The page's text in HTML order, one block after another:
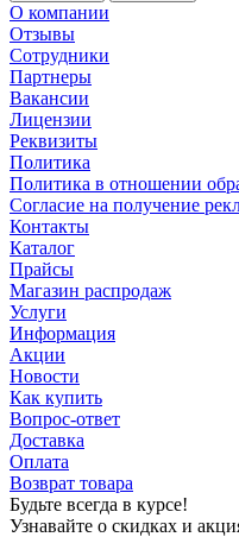
О компании
Отзывы
Сотрудники
Партнеры
Вакансии
Лицензии
Реквизиты
Политика
Политика в отношении
Согласие на получение
Контакты
Каталог
Прайсы
Магазин распродаж
Услуги
Информация
Акции
Новости
Как купить
Вопрос-ответ
Доставка
Оплата
Возврат товара
Будьте всегда в курсе!
Узнавайте о скидках и